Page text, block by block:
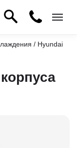
/ Hyundai